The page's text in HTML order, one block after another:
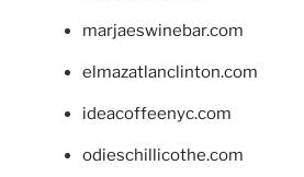
marjaeswinebar.com
elmazatlanclinton.com
ideacoffeenyc.com
odieschillicothe.com